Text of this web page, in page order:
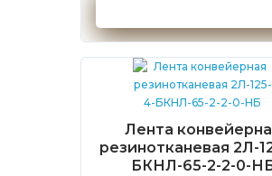
Лента
резинотканевая 2Л-
БКНЛ-65-2-2-0-